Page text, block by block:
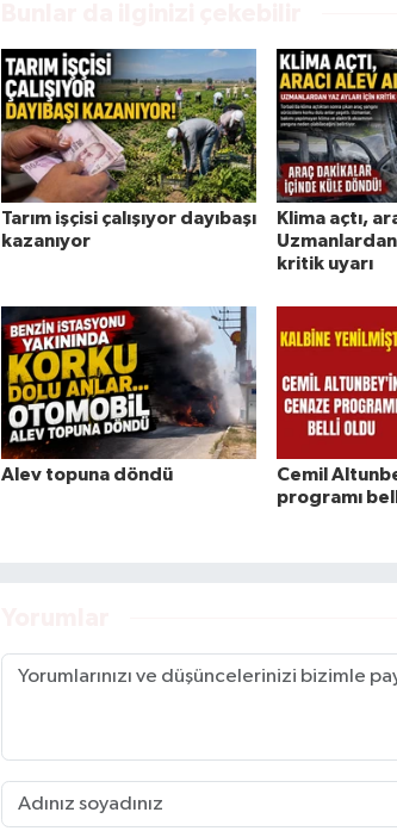
Tarım işçisi çalışıyor dayıbaşı
kazanıyor
Klima açtı,
kritik uyarı
Alev topuna döndü
Cemil
programı